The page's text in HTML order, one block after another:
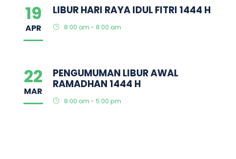
19
APR
LIBUR HARI RAYA IDUL FITRI 1444 H
8:00 am - 8:00 am
22
MAR
PENGUMUMAN LIBUR AWAL
RAMADHAN 1444 H
8:00 am - 5:00 pm